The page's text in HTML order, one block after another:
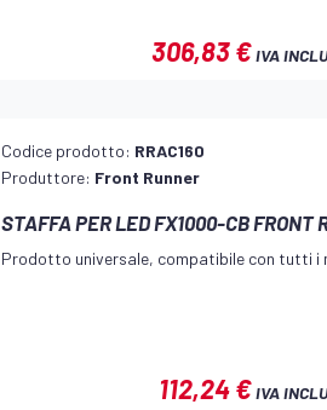
306,83 €IVA
Codice prodotto: RRAC160
Produttore: Front Runner
STAFFA PER LED FX1000-CB FRONT
Prodotto universale, compatibile con tutti i
112,24 €IVA